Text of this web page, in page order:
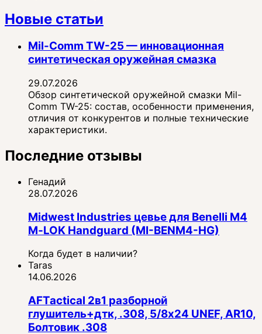
Новые статьи
Mil-Comm TW-25 — инновационная
синтетическая оружейная смазка
29.07.2026
Обзор синтетической оружейной смазки Mil-
Comm TW-25: состав, особенности применения,
отличия от конкурентов и полные технические
характеристики.
Последние отзывы
Генадий
28.07.2026
Midwest Industries цевье для Benelli M4
M‑LOK Handguard (MI-BENM4-HG)
Когда будет в наличии?
Taras
14.06.2026
AFTactical 2в1 разборной
глушитель+дтк, .308, 5/8x24 UNEF, AR10,
Болтовик .308